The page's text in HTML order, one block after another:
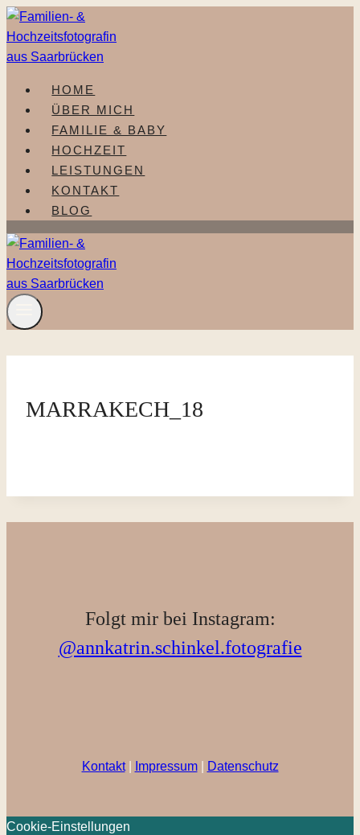
Zum
Inhalt
springen
HOME
ÜBER MICH
FAMILIE & BABY
HOCHZEIT
LEISTUNGEN
KONTAKT
BLOG
MARRAKECH_18
Folgt mir bei Instagram:
@annkatrin.schinkel.fotografie
Kontakt| Impressum| Datenschutz
Cookie-Einstellungen